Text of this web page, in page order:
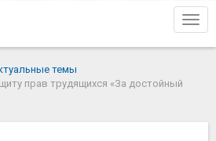
темы
прав трудящихся «За достойный